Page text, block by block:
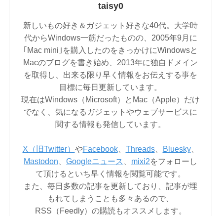
taisy0
新しいもの好き＆ガジェット好きな40代。大学時
代からWindows一筋だったものの、2005年9月に
｢Mac mini｣を購入したのをきっかけにWindowsと
Macのブログを書き始め、2013年に独自ドメイン
を取得し、出来る限り早く情報をお伝えする事を
目標に毎日更新しています。
現在はWindows（Microsoft）とMac（Apple）だけ
でなく、気になるガジェットやウェブサービスに
関する情報も発信しています。
X（旧Twitter） やFacebook、 Threads、 Bluesky、
Mastodon
Googleニュース mixi2をフォローし
て頂けるといち早く情報を閲覧可能です。
また、毎日多数の記事を更新しており、記事が埋
もれてしまうことも多々あるので、
RSS（Feedly）の購読もオススメします。